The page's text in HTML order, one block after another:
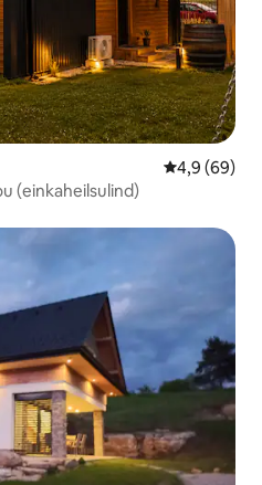
4,9 af 5 í
4,9 (69)
(einkaheilsulind)